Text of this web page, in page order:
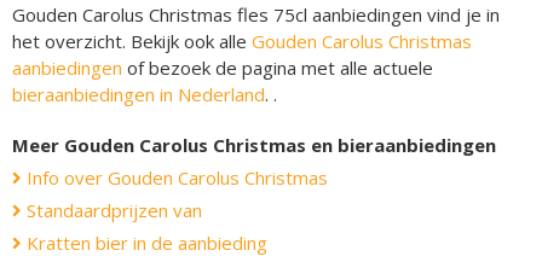
Gouden Carolus Christmas fles 75cl aanbiedingen vind je in
het overzicht. Bekijk ook alle Gouden Carolus Christmas
aanbiedingen of bezoek de pagina met alle actuele
bieraanbiedingen in Nederland. .
Meer Gouden Carolus Christmas en bieraanbiedingen
Info over Gouden Carolus Christmas
Standaardprijzen van
Kratten bier in de aanbieding